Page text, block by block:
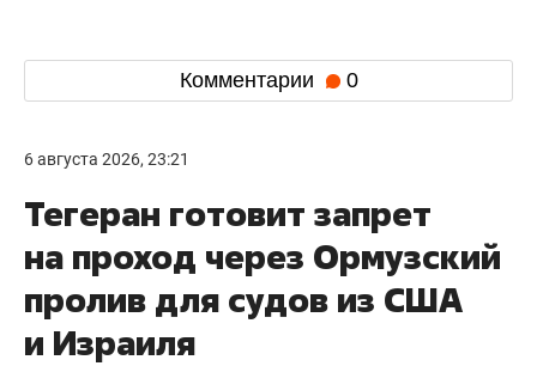
Комментарии 0
6 августа 2026, 23:21
Тегеран готовит запрет
на проход через Ормузский
пролив для судов из США
и Израиля